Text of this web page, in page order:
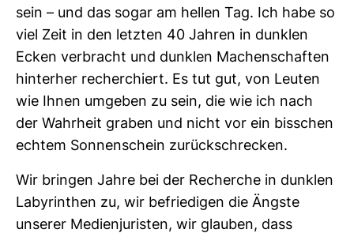
sein – und das sogar am hellen Tag. Ich habe so
viel Zeit in den letzten 40 Jahren in dunklen
Ecken ver­bracht und dunklen Machen­schaften
hin­terher recher­chiert. Es tut gut, von Leuten
wie Ihnen umgeben zu sein, die wie ich nach
der Wahr­heit graben und nicht vor ein biss­chen
echtem Son­nen­schein zurück­schre­cken.
Wir bringen Jahre bei der Recherche in dunklen
Laby­rin­then zu, wir befrie­digen die Ängste
unserer Medi­en­ju­risten, wir glauben, dass